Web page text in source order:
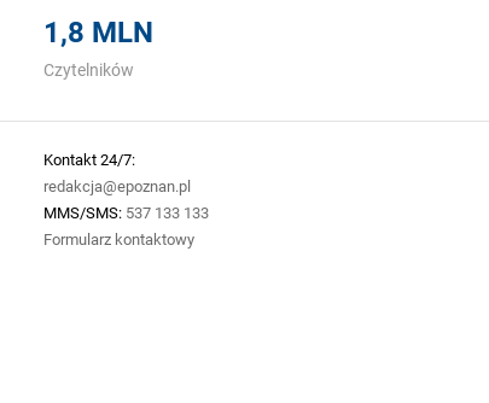
1,8 MLN
Czytelników
Kontakt 24/7:
redakcja@epoznan.pl
MMS/SMS: 537 133 133
Formularz kontaktowy